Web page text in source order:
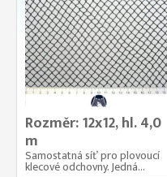
Rozměr: 12x12, hl. 4,0
m
Samostatná síť pro plovoucí
klecové odchovny. Jedná...